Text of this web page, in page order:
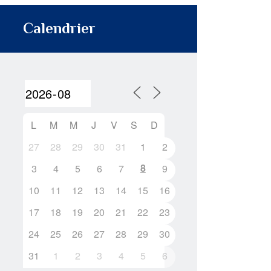
Calendrier
L M M J V S
D
27
28 29 30 31 1
2
3
4 5 6 7 8
9
10
11 12 13 14 15
16
17
18 19 20 21 22
23
24
25 26 27 28 29
30
31
1 2 3 4 5 6